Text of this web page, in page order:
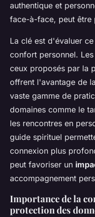
authentique et
face-à-face, peut être
La clé est d'évaluer
confort personnel.
ceux proposés par la
offrent l'avantage de
vaste gamme de
domaines comme le
les rencontres en
guide spirituel
connexion plus
peut favoriser un
accompagnement
Importance de la
protection des